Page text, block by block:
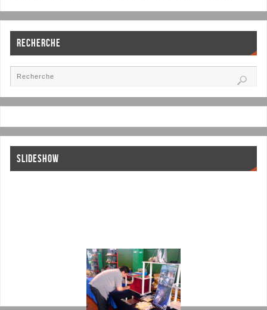
RECHERCHE
SLIDESHOW